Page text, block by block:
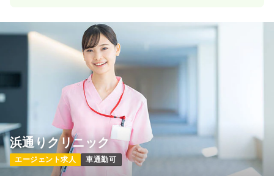
浜通りクリニック
エージェント求人 車通勤可